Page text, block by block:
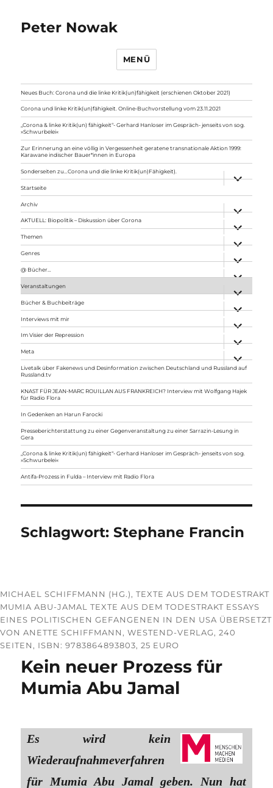
Peter Nowak
MENÜ
Neues Buch: Corona und die linke Kritik(un)fähigkeit (erschienen Oktober 2021)
Corona und linke Kritik(un)fähigkeit. Online-Buchvorstellung vom 23.11.2021
„Corona & linke Kritik(un) fähigkeit“- Gerhard Hanloser im Gespräch- jenseits von sog.
»Schwurbelei«
Zur Erinnerung an eine völlig in Vergessenheit geratene transnationale Aktion 1999:
Karawane indischer Bauer*innen in Europa
Sonderseiten zu…Corona und die linke Kritik(un)Fähigkeit).
anzeigen
Startseite
Archiv
anzeigen
AKTUELL: Biopolitik – Diskussion über Corona
anzeigen
Themen
anzeigen
Genres
anzeigen
@ Bücher…
Veranstaltungen
anzeigen
Bücher & Buchbeiträge
anzeigen
Interviews mit mir
anzeigen
Im Visier der Repression
anzeigen
Meta
anzeigen
Livetalk über Fakenews und Desinformation zwischen Deutschland und Russland auf
Russland.tv
KNAST FÜR JEAN-MARC ROUILLAN AUS FRANKREICH? Interview mit Wolfgang Hajek
für Radio Flora
In Gedenken an Harun Farocki
Presseberichterstattung zu einer Gegenveranstaltung zu einer Sarrazin-Lesung in
Gera
„Corona & linke Kritik(un) fähigkeit“- Gerhard Hanloser im Gespräch- jenseits von sog.
»Schwurbelei«
Antifa-Prozess in Fulda – Interview mit Radio Flora
Schlagwort:Stephane Francin
MICHAEL SCHIFFMANN (HG.), TEXTE AUS DEM TODESTRAKT
MUMIA ABU-JAMAL TEXTE AUS DEM TODESTRAKT ESSAYS
EINES POLITISCHEN GEFANGENEN IN DEN USA ÜBERSETZT
VON ANETTE SCHIFFMANN, WESTEND-VERLAG, 240
SEITEN, ISBN: 9783864893803, 25 EURO
Kein neuer Prozess für
Mumia Abu Jamal
Es wird kein
Wiederaufnahmeverfahren
für Mumia Abu Jamal geben. Nun hat